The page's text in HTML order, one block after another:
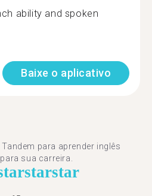
ability and spoken
Baixe o aplicativo
para aprender inglês
sua carreira.
starstar